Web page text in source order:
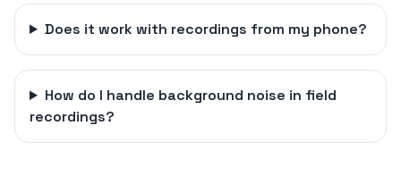
Does it work with recordings from my phone?
How do I handle background noise in field
recordings?